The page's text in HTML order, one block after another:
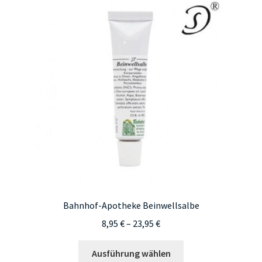
Bahnhof-Apotheke Beinwellsalbe
8,95 €– 23,95 €Preisspanne:
bis
Ausführung wählen